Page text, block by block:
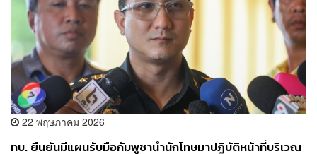
22 พฤษภาคม 2026
ทบ. ยืนยันมีแผนรับมือกัมพูชานำนักโทษมาปฏิบัติหน้าที่บริเวณ